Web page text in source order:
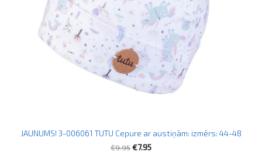
JAUNUMS! 3-006061 TUTU Cepure ar austiņām: izmērs: 44-48
€9.95€7.95